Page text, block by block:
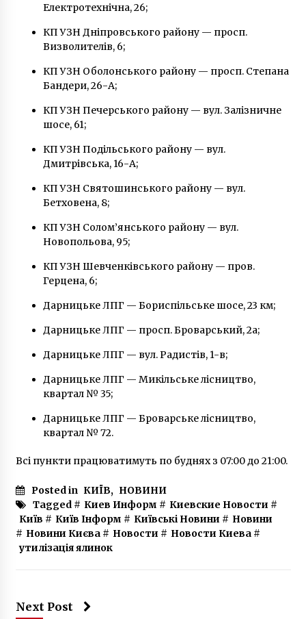
Електротехнічна, 26;
КП УЗН Дніпровського району — просп.
Визволителів, 6;
КП УЗН Оболонського району — просп. Степана
Бандери, 26-А;
КП УЗН Печерського району — вул. Залізничне
шосе, 61;
КП УЗН Подільського району — вул.
Дмитрівська, 16-А;
КП УЗН Святошинського району — вул.
Бетховена, 8;
КП УЗН Солом’янського району — вул.
Новопольова, 95;
КП УЗН Шевченківського району — пров.
Герцена, 6;
Дарницьке ЛПГ — Бориспільське шосе, 23 км;
Дарницьке ЛПГ — просп. Броварський, 2а;
Дарницьке ЛПГ — вул. Радистів, 1-в;
Дарницьке ЛПГ — Микільське лісництво,
квартал № 35;
Дарницьке ЛПГ — Броварське лісництво,
квартал № 72.
Всі пункти працюватимуть по буднях з 07:00 до 21:00.
Posted in КИЇВ, НОВИНИ
Tagged # Киев Информ # Киевские Новости #
Київ # Київ Інформ # Київські Новини # Новини
# Новини Києва# Новости # Новости Киева#
утилізація ялинок
Next Post